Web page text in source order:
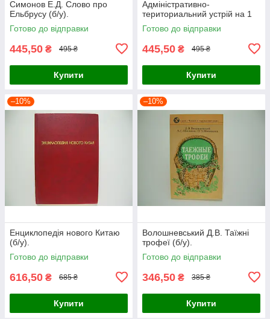
Симонов Е.Д. Слово про
Ельбрусу (б/у).
Готово до відправки
445,50 ₴ 495 ₴
Купити
Адміністративно-
териториальний устрій на 1
січня 1983 року (б/у).
Готово до відправки
445,50 ₴ 495 ₴
Купити
–10%
Енциклопедія нового Китаю
(б/у).
Готово до відправки
616,50 ₴ 685 ₴
Купити
–10%
Волошневський Д.В. Таїжні
трофеї (б/у).
Готово до відправки
346,50 ₴ 385 ₴
Купити